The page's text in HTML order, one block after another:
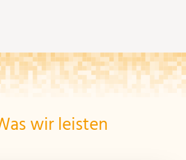
wir leisten